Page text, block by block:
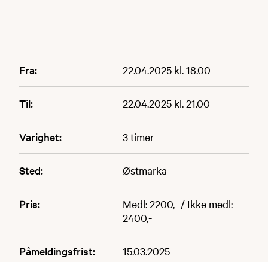
Fra: 22.04.2025 kl. 18.00
Til: 22.04.2025 kl. 21.00
Varighet: 3 timer
Sted: Østmarka
Pris:
Medl: 2200,- / Ikke medl:
2400,-
Påmeldingsfrist: 15.03.2025